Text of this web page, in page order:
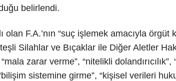
belirlendi.
olan F.A.’nın “suç işlemek amacıyla örgüt
Silahlar ve Bıçaklar ile Diğer Aletler
“mala zarar verme”, “nitelikli
sistemine girme”, “kişisel verileri